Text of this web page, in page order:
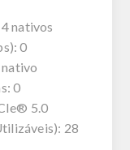
nativos
0
0
5.0
28